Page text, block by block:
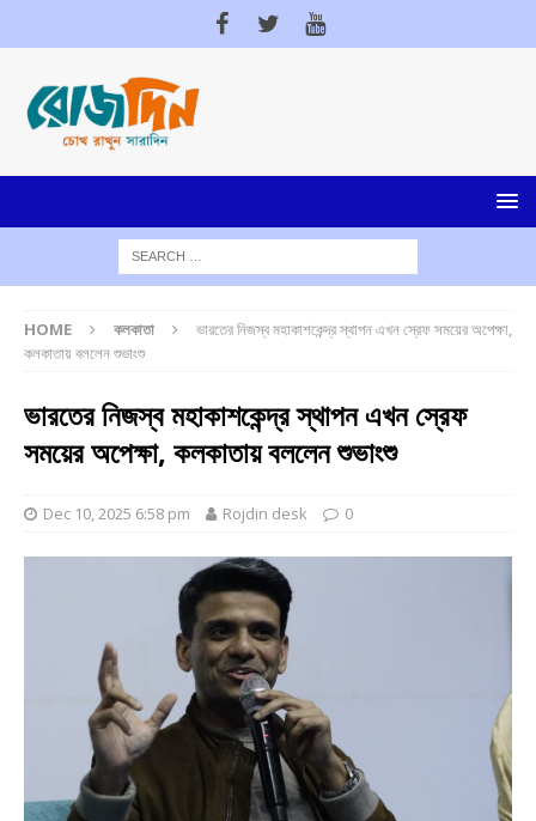
HOME কলকাতা
ভারতের নিজস্ব মহাকাশকেন্দ্র স্থাপন এখন স্রেফ সময়ের অপেক্ষা,
কলকাতায় বললেন শুভাংশু
ভারতের নিজস্ব মহাকাশকেন্দ্র স্থাপন এখন স্রেফ
সময়ের অপেক্ষা, কলকাতায় বললেন শুভাংশু
Dec 10, 2025 6:58 pm Rojdin desk 0